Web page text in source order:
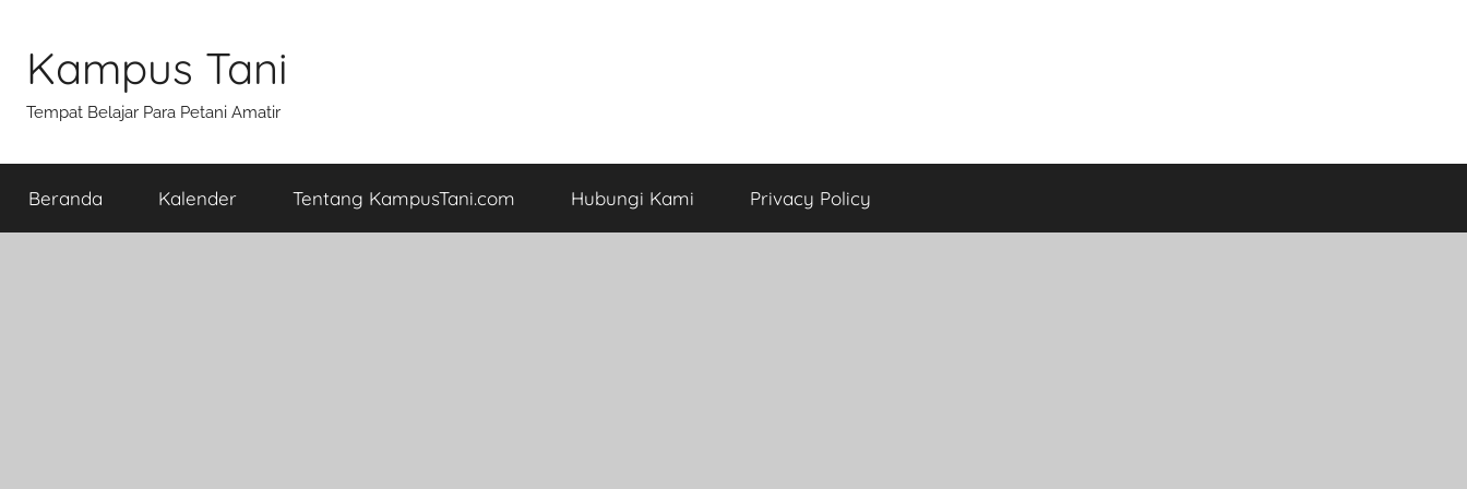
content
Kampus Tani
Tempat Belajar Para Petani Amatir
Beranda Kalender Tentang KampusTani.com Hubungi Kami Privacy Policy